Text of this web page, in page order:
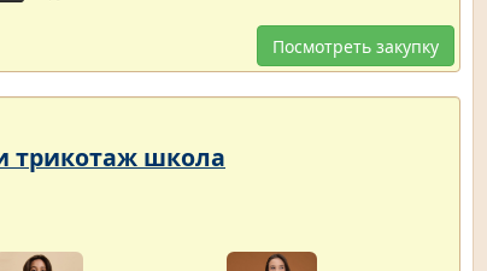
Посмотреть закупку
трикотаж школа